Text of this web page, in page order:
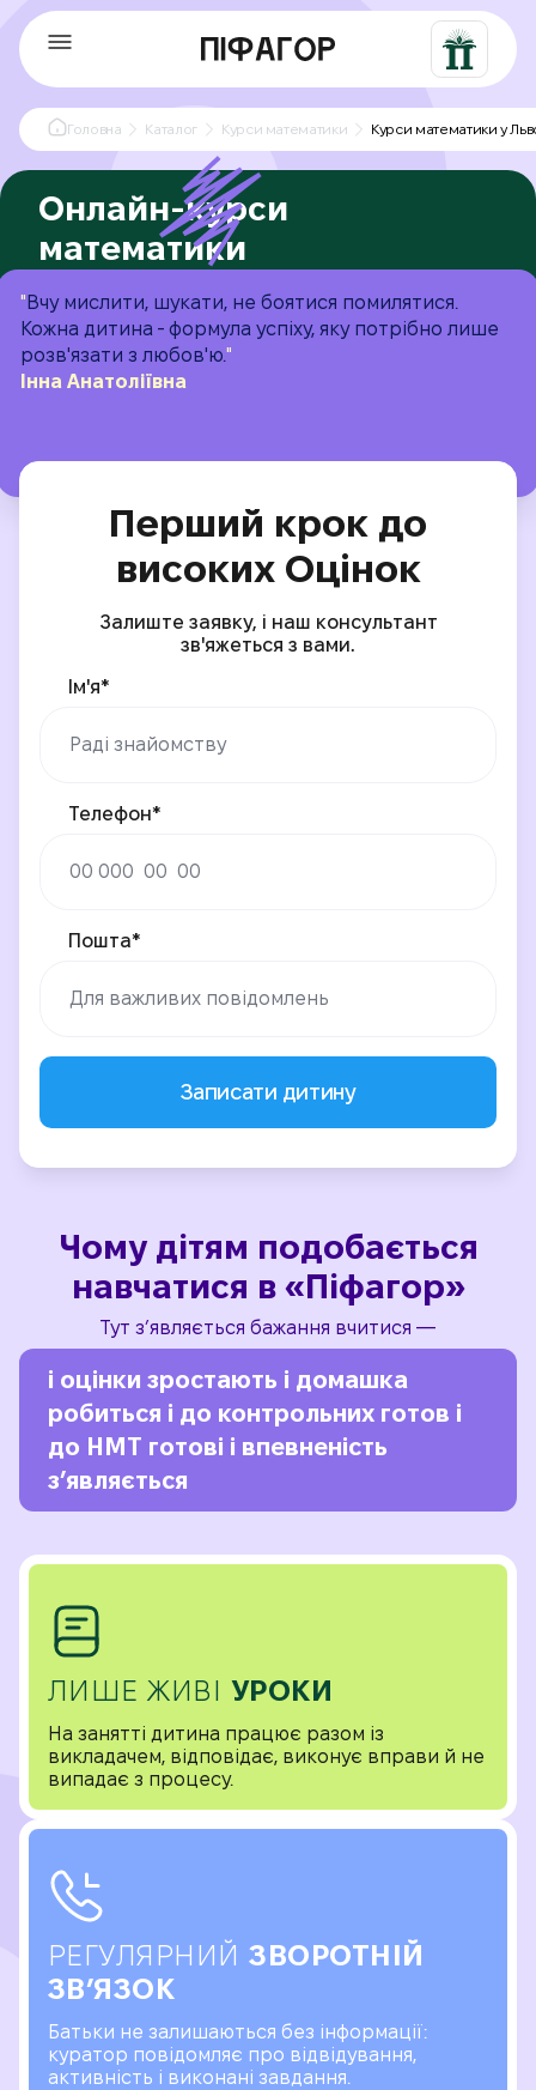
Головна Каталог Курси математики Курси математики у
Онлайн-курси
математики
у Львові з досвідченими
викладачами!
Дитина зможе підтягнути оцінки, підготуватися
до контрольних чи іспитів, а ви отримаєте
" Вчу мислити, шукати, не боятися помилятися.
Кожна дитина - формула успіху, яку потрібно лише
розв'язати з любов'ю."
Інна Анатоліївна
Перший крок до
високих Оцінок
Залиште заявку, і наш консультант
зв'яжеться з вами.
Ім'я*
Телефон*
Пошта*
Чому дітям подобається
навчатися в «Піфагор»
Тут з’являється бажання вчитися —
і оцінки зростають і домашка
робиться і до контрольних готов і
до НМТ готові і впевненість
з’являється
ЛИШЕ ЖИВІ УРОКИ
На занятті дитина працює разом із
викладачем, відповідає, виконує вправи й не
випадає з процесу.
РЕГУЛЯРНИЙЗВОРОТНІЙ
ЗВ’ЯЗОК
Батьки не залишаються без інформації:
куратор повідомляє про відвідування,
активність і виконані завдання.